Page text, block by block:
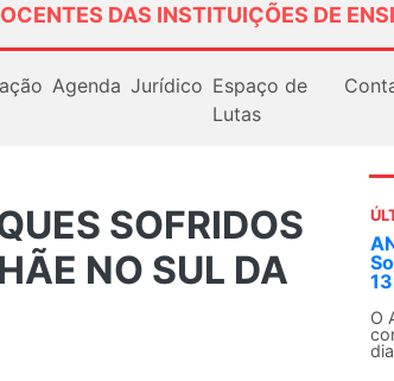
DAS INSTITUIÇÕES DE
Agenda Jurídico Espaço de
Lutas
SOFRIDOS
NO SUL DA
ANDES-SN convoca docentes para Dia
Solidariedade Internacionalista com
13 de agosto
O ANDES-SN conclama suas seções
conjunto da categoria docente a